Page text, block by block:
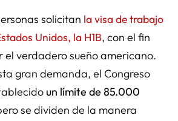
aprobación de la visa H-1B 202
de la solicitud H-1B
tarda en aprobarse la visa H1B?
Group ayudarle?
solicitan la visa de trabajo
Unidos, la H1B, con el fin
el verdadero sueño americano.
gran demanda, el Congreso
un límite de 85.000
se dividen de la manera